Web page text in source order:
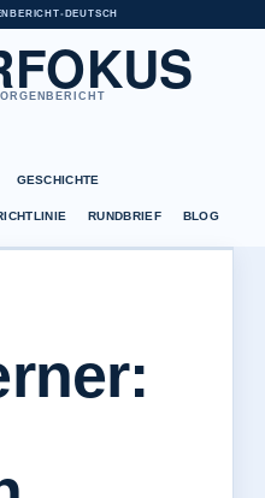
• DEUTSCH
GESCHICHTE
RUNDBRIEF BLOG